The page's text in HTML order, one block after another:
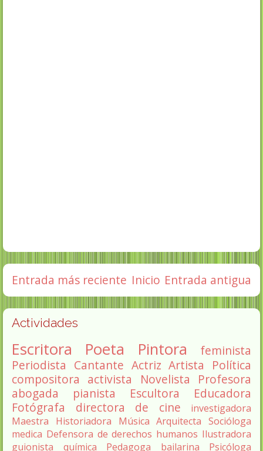
Entrada más reciente Entrada antigua
Inicio
Actividades
Escritora Poeta Pintora
feminista
Periodista Cantante Actriz Artista
Política
compositora activista Novelista
Profesora
abogada
pianista Escultora
Educadora
Fotógrafa
directora de cine
investigadora
Maestra
Historiadora Música Arquitecta Socióloga
medica Defensora de derechos humanos Ilustradora
guionista
química Pedagoga bailarina Psicóloga